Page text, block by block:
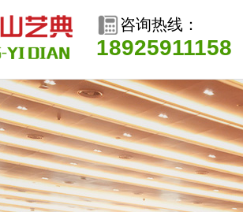
咨询热线：
18925911158